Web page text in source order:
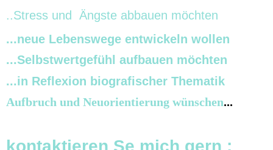
..Stress und Ängste abbauen möchten
...neue Lebenswege entwickeln wollen
...Selbstwertgefühl aufbauen möchten
...in Reflexion biografischer Thematik
Aufbruch und Neuorientierung wünschen...
kontaktieren Se mich gern :